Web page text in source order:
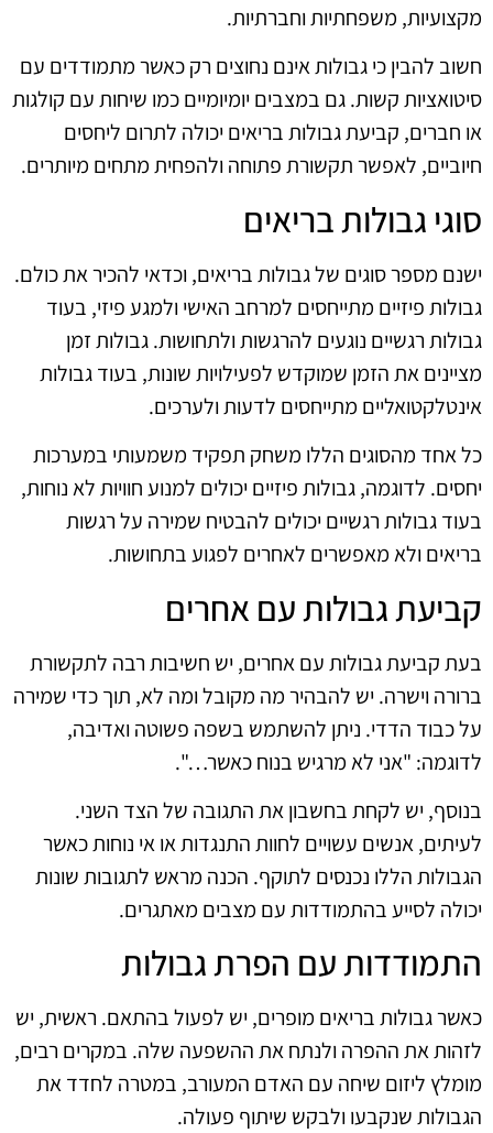
מקצועיות, משפחתיות וחברתיות.
חשוב להבין כי גבולות אינם נחוצים רק כאשר מתמודדים עם
סיטואציות קשות. גם במצבים יומיומיים כמו שיחות עם קולגות
או חברים, קביעת גבולות בריאים יכולה לתרום ליחסים
חיוביים, לאפשר תקשורת פתוחה ולהפחית מתחים מיותרים.
סוגי גבולות בריאים
ישנם מספר סוגים של גבולות בריאים, וכדאי להכיר את כולם.
גבולות פיזיים מתייחסים למרחב האישי ולמגע פיזי, בעוד
גבולות רגשיים נוגעים להרגשות ולתחושות. גבולות זמן
מציינים את הזמן שמוקדש לפעילויות שונות, בעוד גבולות
אינטלקטואליים מתייחסים לדעות ולערכים.
כל אחד מהסוגים הללו משחק תפקיד משמעותי במערכות
יחסים. לדוגמה, גבולות פיזיים יכולים למנוע חוויות לא נוחות,
בעוד גבולות רגשיים יכולים להבטיח שמירה על רגשות
בריאים ולא מאפשרים לאחרים לפגוע בתחושות.
קביעת גבולות עם אחרים
בעת קביעת גבולות עם אחרים, יש חשיבות רבה לתקשורת
ברורה וישרה. יש להבהיר מה מקובל ומה לא, תוך כדי שמירה
על כבוד הדדי. ניתן להשתמש בשפה פשוטה ואדיבה,
לדוגמה: "אני לא מרגיש בנוח כאשר…".
בנוסף, יש לקחת בחשבון את התגובה של הצד השני.
לעיתים, אנשים עשויים לחוות התנגדות או אי נוחות כאשר
הגבולות הללו נכנסים לתוקף. הכנה מראש לתגובות שונות
יכולה לסייע בהתמודדות עם מצבים מאתגרים.
התמודדות עם הפרת גבולות
כאשר גבולות בריאים מופרים, יש לפעול בהתאם. ראשית, יש
לזהות את ההפרה ולנתח את ההשפעה שלה. במקרים רבים,
מומלץ ליזום שיחה עם האדם המעורב, במטרה לחדד את
הגבולות שנקבעו ולבקש שיתוף פעולה.